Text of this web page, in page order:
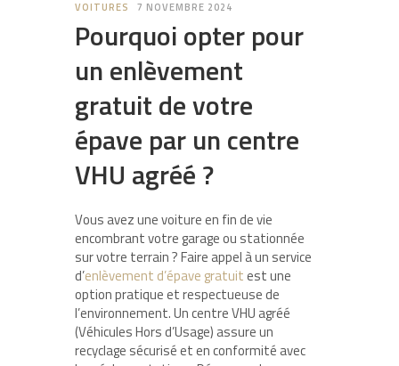
VOITURES 7 NOVEMBRE 2024
Pourquoi opter pour
un enlèvement
gratuit de votre
épave par un centre
VHU agréé ?
Vous avez une voiture en fin de vie
encombrant votre garage ou stationnée
sur votre terrain ? Faire appel à un service
d’enlèvement d’épave gratuitest une
option pratique et respectueuse de
l’environnement. Un centre VHU agréé
(Véhicules Hors d’Usage) assure un
recyclage sécurisé et en conformité avec